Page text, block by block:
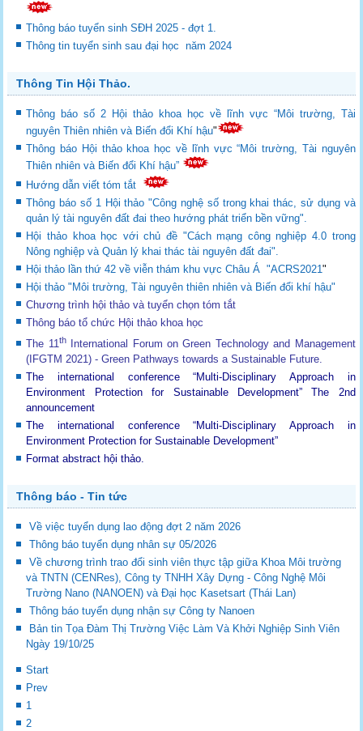
Thông báo tuyển sinh SĐH 2025 - đợt 1.
Thông tin tuyển sinh sau đại học năm 2024
Thông Tin Hội Thảo.
Thông báo số 2 Hội thảo khoa học về lĩnh vực “Môi trường, Tài
nguyên Thiên nhiên và Biến đổi Khí hậu"
Thông báo Hội thảo khoa học về lĩnh vực “Môi trường, Tài nguyên
Thiên nhiên và Biến đổi Khí hậu”
Hướng dẫn viết tóm tắt
Thông báo số 1 Hội thảo "Công nghệ số trong khai thác, sử dụng và
quản lý tài nguyên đất đai theo hướng phát triển bền vững".
Hội thảo khoa học với chủ đề "Cách mạng công nghiệp 4.0 trong
Nông nghiệp và Quản lý khai thác tài nguyên đất đai".
Hội thảo lần thứ 42 về viễn thám khu vực Châu Á "ACRS2021"
Hội thảo "Môi trường, Tài nguyên thiên nhiên và Biến đổi khí hậu"
Chương trình hội thảo và tuyển chọn tóm tắt
Thông báo tổ chức Hội thảo khoa học
The 11thInternational Forum on Green Technology and Management
(IFGTM 2021) - Green Pathways towards a Sustainable Future.
The international conference “Multi-Disciplinary Approach in
Environment Protection for Sustainable Development”The 2nd
announcement
The international conference “Multi-Disciplinary Approach in
Environment Protection for Sustainable Development”
Format abstract hội thảo.
Thông báo - Tin tức
Về việc tuyển dụng lao động đợt 2 năm 2026
Thông báo tuyển dụng nhân sự 05/2026
Về chương trình trao đổi sinh viên thực tập giữa Khoa Môi trường
và TNTN (CENRes), Công ty TNHH Xây Dựng - Công Nghệ Môi
Trường Nano (NANOEN) và Đại học Kasetsart (Thái Lan)
Thông báo tuyển dụng nhận sự Công ty Nanoen
Bản tin Tọa Đàm Thị Trường Việc Làm Và Khởi Nghiệp Sinh Viên
Ngày 19/10/25
Start
Prev
1
2